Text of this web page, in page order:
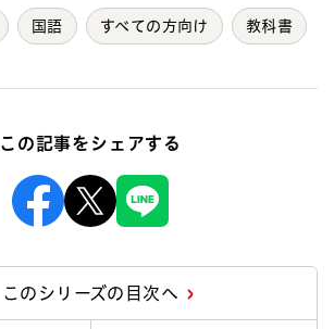
国語 すべての方向け 教科書
この記事をシェアする
このシリーズの目次へ